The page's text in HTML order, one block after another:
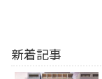
新着記事